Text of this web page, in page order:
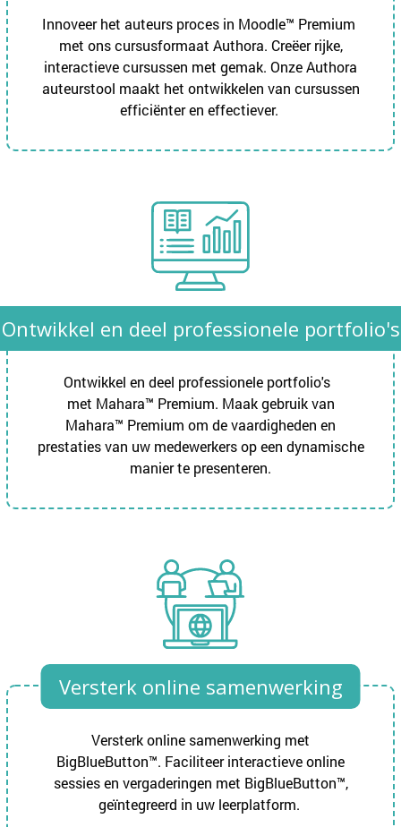
Innoveer het auteurs proces in Moodle™ Premium
met ons cursusformaat Authora. Creëer rijke,
interactieve cursussen met gemak. Onze Authora
auteurstool maakt het ontwikkelen van cursussen
efficiënter en effectiever.
Ontwikkel en deel professionele portfolio's​
Ontwikkel en deel professionele portfolio's
met Mahara™ Premium. Maak gebruik van
Mahara™ Premium om de vaardigheden en
prestaties van uw medewerkers op een dynamische
manier te presenteren.
Versterk online samenwerking
Versterk online samenwerking met
BigBlueButton™. Faciliteer interactieve online
sessies en vergaderingen met BigBlueButton™,
geïntegreerd in uw leerplatform.